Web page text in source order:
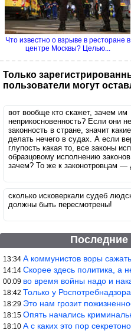
Что известно о взрыве в ресторане в
центре Москвы? Целью...
Только
пользователи могут
вот вообще кто скажет, зачем им
неприкосновенность? Если они
законность в стране, значит
делать нечего в судах. А если
глупость какая то, все законы
образцовому исполнению
зачем? То же к законотровцам —
сколько исковеркали судеб
должны быть пересмотрены!
Последние
13:34 А коммунистов воры
14:14 Скорее здесь политика, а не
00:09 во время войны надо и
18:42 Только у Роспотребнадзора
18:29 Это нам грозит пожизненное,
18:15 Опять начались
18:10 А с каких это пор